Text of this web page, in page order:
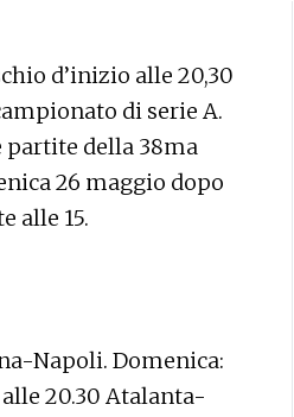
d’inizio alle 20,30
di serie A.
partite della 38ma
26 maggio dopo
alle 15.
Napoli. Domenica:
20.30 Atalanta-